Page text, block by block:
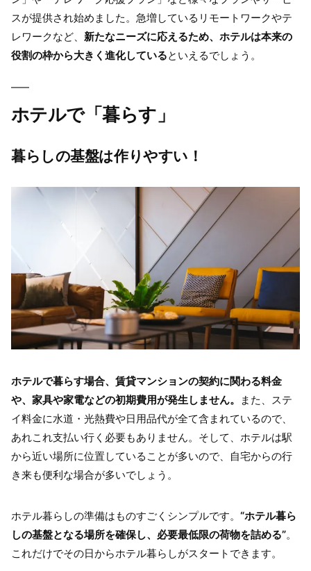
スが提供され始めました。急増しているリモートワークやテ
レワークなど、 新たなニーズに応えるため、ホテルは本来の
役割の枠から大きく進化しているといえるでしょう。
ホテルで「暮らす」
暮らしの基盤は作りやすい！
ホテルで暮らす場合、賃貸マンションの契約に関わる料金
や、家具や家電などの初期費用が発生しません。
また、ステ
イ料金に水道・光熱費や日用品代が全て含まれているので、
あれこれ支払い行く必要もありません。そして、ホテルは駅
から近い場所に位置していることが多いので、自宅からの行
き来も便利な場合が多いでしょう。
ホテル暮らしの準備はものすごくシンプルです。 “ホテル暮ら
しの基盤となる場所を確保し、必要最低限の荷物を詰める”。
これだけでその日からホテル暮らしがスタートできます。